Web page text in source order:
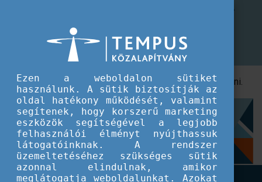
Más formanyomtatványokat is lehet használni?
Más formanyomtatványokat is lehet
használni?
Nem, a letölthető formanyomtatványokat kérjük használni.
Címkék
Gyakori kérdések CEEPUS Freemover egyéni mobilitás
Ezen a weboldalon sütiket
használunk. A sütik biztosítják az
oldal hatékony működését, valamint
segítenek, hogy korszerű marketing
eszközök segítségével a legjobb
felhasználói élményt nyújthassuk
látogatóinknak. A rendszer
üzemeltetéséhez szükséges sütik
azonnal elindulnak, amikor
meglátogatja weboldalunkat. Azokat